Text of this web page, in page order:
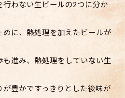
行わない生ビールの2つに分か
めに、熱処理を加えたビールが
も進み、熱処理をしていない生
豊かですっきりとした後味が